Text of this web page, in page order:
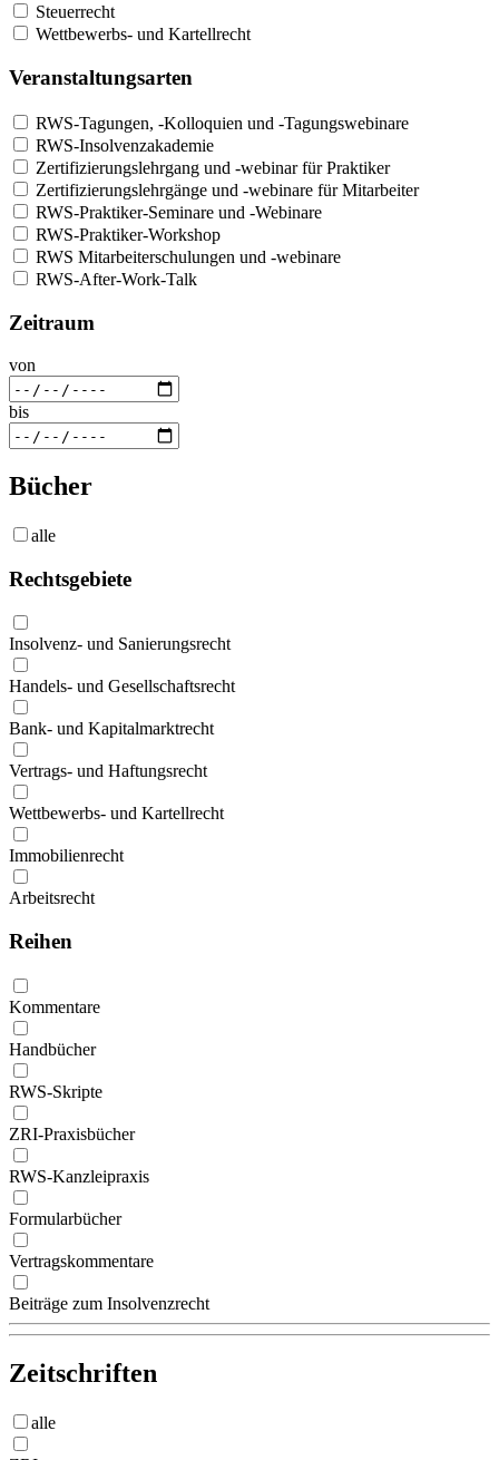
Steuerrecht
Wettbewerbs- und Kartellrecht
Veranstaltungsarten
RWS-Tagungen, -Kolloquien und -Tagungswebinare
RWS-Insolvenzakademie
Zertifizierungslehrgang und -webinar für Praktiker
Zertifizierungslehrgänge und -webinare für Mitarbeiter
RWS-Praktiker-Seminare und -Webinare
RWS-Praktiker-Workshop
RWS Mitarbeiterschulungen und -webinare
RWS-After-Work-Talk
Zeitraum
von
bis
Bücher
alle
Rechtsgebiete
Insolvenz- und Sanierungsrecht
Handels- und Gesellschaftsrecht
Bank- und Kapitalmarktrecht
Vertrags- und Haftungsrecht
Wettbewerbs- und Kartellrecht
Immobilienrecht
Arbeitsrecht
Reihen
Kommentare
Handbücher
RWS-Skripte
ZRI-Praxisbücher
RWS-Kanzleipraxis
Formularbücher
Vertragskommentare
Beiträge zum Insolvenzrecht
Zeitschriften
alle